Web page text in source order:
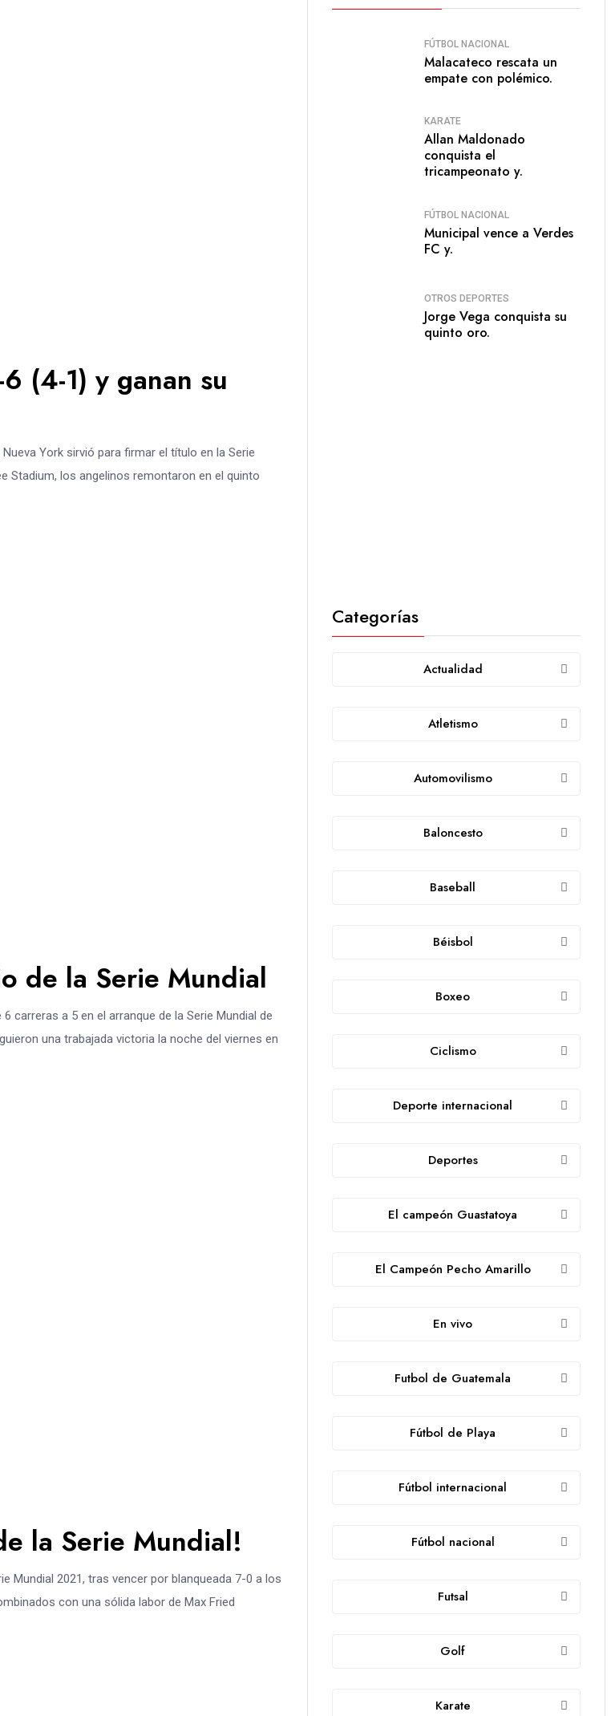
(4-1) y ganan su
York sirvió para firmar el título en la Serie
Stadium, los angelinos remontaron en el quinto
de la Serie Mundial
carreras a 5 en el arranque de la Serie Mundial de
una trabajada victoria la noche del viernes en
la Serie Mundial!
Mundial 2021, tras vencer por blanqueada 7-0 a los
con una sólida labor de Max Fried
FÚTBOL NACIONAL
Malacateco rescata un
empate con polémico.
KARATE
Allan Maldonado
conquista el
tricampeonato y.
FÚTBOL NACIONAL
Municipal vence a Verdes
FC y.
OTROS DEPORTES
Jorge Vega conquista su
quinto oro.
Categorías
Actualidad
Atletismo
Automovilismo
Baloncesto
Baseball
Béisbol
Boxeo
Ciclismo
Deporte internacional
Deportes
El campeón Guastatoya
El Campeón Pecho Amarillo
En vivo
Futbol de Guatemala
Fútbol de Playa
Fútbol internacional
Fútbol nacional
Futsal
Golf
Karate